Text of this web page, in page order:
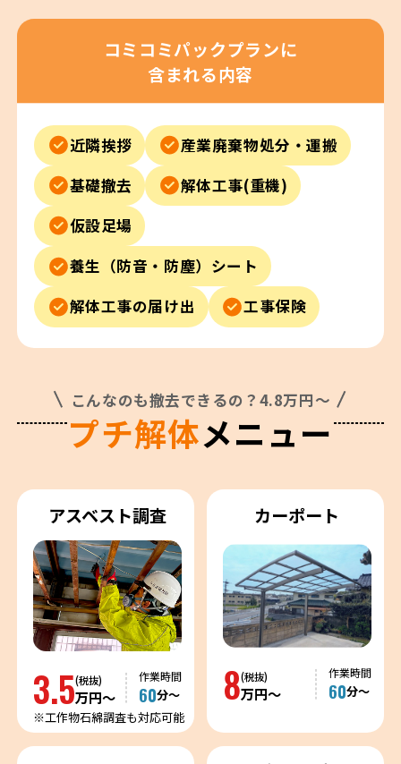
コミコミパックプランに
含まれる内容
近隣挨拶
産業廃棄物処分・運搬
基礎撤去
解体工事(重機)
仮設足場
養生（防音・防塵）シート
解体工事の届け出
工事保険
こんなのも撤去できるの？4.8万円～
プチ解体メニュー
アスベスト調査
3.5(税抜)
万円〜
作業時間
60分〜
※工作物石綿調査も対応可能
カーポート
8(税抜)
万円〜
作業時間
60分〜